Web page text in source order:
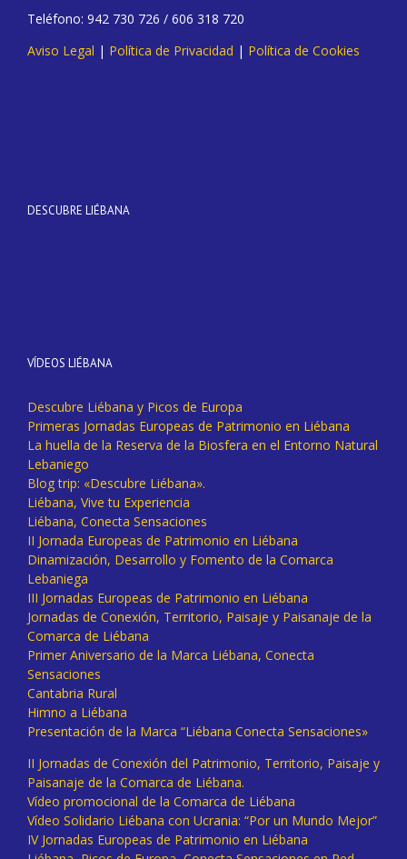
Teléfono: 942 730 726 / 606 318 720
Aviso Legal | Política de Privacidad | Política de Cookies
DESCUBRE LIÉBANA
VÍDEOS LIÉBANA
Descubre Liébana y Picos de Europa
Primeras Jornadas Europeas de Patrimonio en Liébana
La huella de la Reserva de la Biosfera en el Entorno Natural
Lebaniego
Blog trip: «Descubre Liébana».
Liébana, Vive tu Experiencia
Liébana, Conecta Sensaciones
II Jornada Europeas de Patrimonio en Liébana
Dinamización, Desarrollo y Fomento de la Comarca
Lebaniega
III Jornadas Europeas de Patrimonio en Liébana
Jornadas de Conexión, Territorio, Paisaje y Paisanaje de la
Comarca de Liébana
Primer Aniversario de la Marca Liébana, Conecta
Sensaciones
Cantabria Rural
Himno a Liébana
Presentación de la Marca “Liébana Conecta Sensaciones»
II Jornadas de Conexión del Patrimonio, Territorio, Paisaje y
Paisanaje de la Comarca de Liébana.
Vídeo promocional de la Comarca de Liébana
Vídeo Solidario Liébana con Ucrania: “Por un Mundo Mejor”
IV Jornadas Europeas de Patrimonio en Liébana